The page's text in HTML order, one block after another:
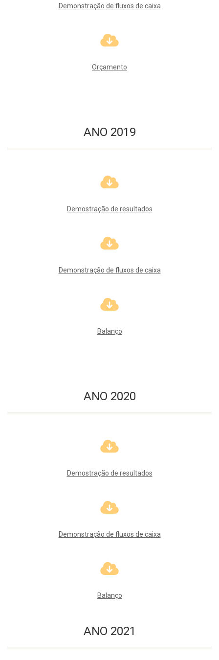
Demonstração de fluxos de caixa
Orçamento
ANO 2019
Demostração de resultados
Demonstração de fluxos de caixa
Balanço
ANO 2020
Demostração de resultados
Demonstração de fluxos de caixa
Balanço
ANO 2021